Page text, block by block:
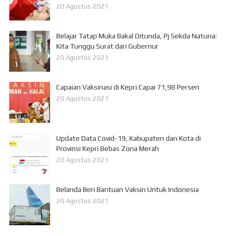
20 Agustus 2021
Belajar Tatap Muka Bakal Ditunda, Pj Sekda Natuna:
Kita Tunggu Surat dari Gubernur
20 Agustus 2021
Capaian Vaksinasi di Kepri Capai 71,98 Persen
20 Agustus 2021
Update Data Covid-19, Kabupaten dan Kota di
Provinsi Kepri Bebas Zona Merah
20 Agustus 2021
Belanda Beri Bantuan Vaksin Untuk Indonesia
20 Agustus 2021